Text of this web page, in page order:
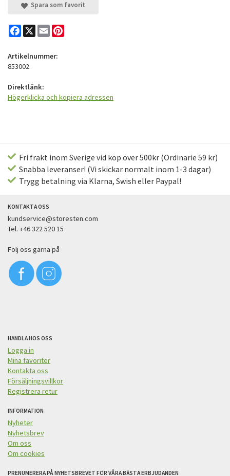
Spara som favorit
Facebook
X Email
Artikelnummer:
853002
Direktlänk:
Högerklicka och kopiera adressen
Fri frakt inom Sverige vid köp över 500kr (Ordinarie 59 kr)
Snabba leveranser! (Vi skickar normalt inom 1-3 dagar)
Trygg betalning via Klarna, Swish eller Paypal!
KONTAKTA OSS
kundservice@storesten.com
Tel. +46 322 520 15
Följ oss gärna på
HANDLA HOS OSS
Logga in
Mina favoriter
Kontakta oss
Försäljningsvillkor
Registrera retur
INFORMATION
Nyheter
Nyhetsbrev
Om oss
Om cookies
PRENUMERERA PÅ NYHETSBREVET FÖR VÅRA BÄSTA ERBJUDANDEN